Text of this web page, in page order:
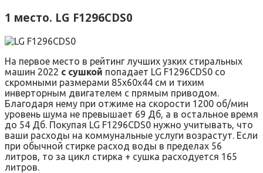
1 место. LG F1296CDS0
На первое место в рейтинг лучших узких стиральных
машин 2022 с сушкой попадает LG F1296CDS0 со
скромными размерами 85х60х44 см и тихим
инверторным двигателем с прямым приводом.
Благодаря нему при отжиме на скорости 1200 об/мин
уровень шума не превышает 69 Дб, а в остальное время
до 54 Дб. Покупая LG F1296CDS0 нужно учитывать, что
ваши расходы на коммунальные услуги возрастут. Если
при обычной стирке расход воды в пределах 56
литров, то за цикл стирка + сушка расходуется 165
литров.